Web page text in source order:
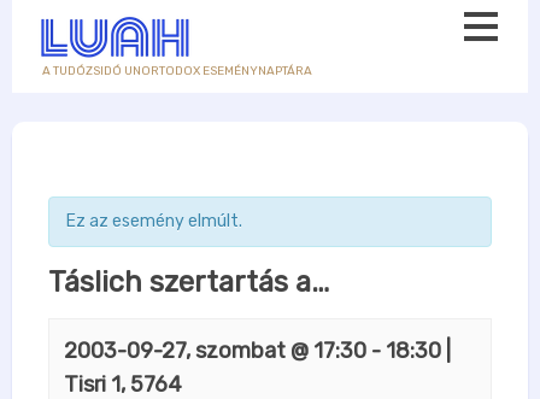
A TUDÓZSIDÓ UNORTODOX ESEMÉNYNAPTÁRA
Ez az esemény elmúlt.
Táslich szertartás a…
2003-09-27, szombat @ 17:30 - 18:30
Tisri 1, 5764